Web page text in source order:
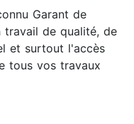
Garant de
travail de qualité, de
et surtout l'accès
tous vos travaux